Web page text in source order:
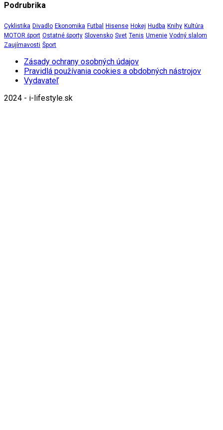
Podrubrika
Cyklistika Divadlo Ekonomika Futbal Hisense Hokej Hudba Knihy Kultúra
MOTOR šport Ostatné športy Slovensko Svet Tenis Umenie Vodný slalom
Zaujímavosti Šport
Zásady ochrany osobných údajov
Pravidlá používania cookies a obdobných nástrojov
Vydavateľ
2024 - i-lifestyle.sk